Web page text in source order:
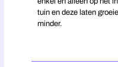
tuin en deze laten
minder.